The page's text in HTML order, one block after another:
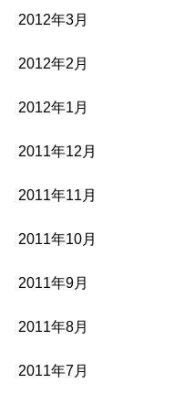
2012年3月
2012年2月
2012年1月
2011年12月
2011年11月
2011年10月
2011年9月
2011年8月
2011年7月